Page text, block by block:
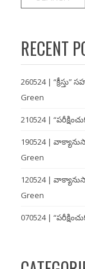
RECENT
260524 |
Green
210524 |
190524 |
Green
120524 |
Green
070524 |